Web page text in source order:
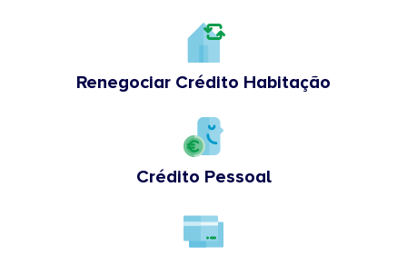
Renegociar Crédito Habitação
Crédito Pessoal